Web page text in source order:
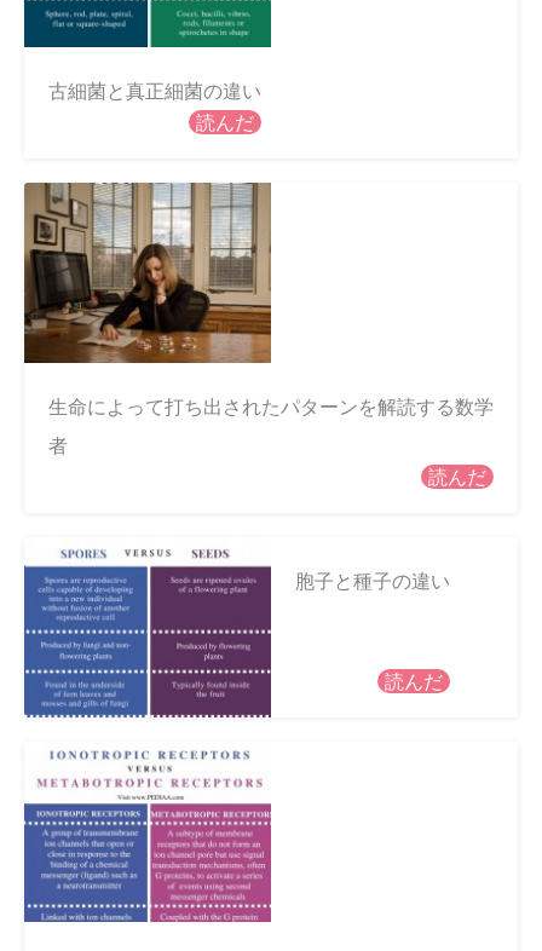
古細菌と真正細菌の違い
読んだ
生命によって打ち出されたパターンを解読する数学
者
読んだ
胞子と種子の違い
読んだ